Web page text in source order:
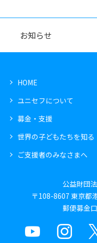
お知らせ
HOME
ユニセフについて
募金・支援
世界の子どもたちを知る
ご支援者のみなさまへ
公益財団
〒108-8607 東京都
郵便募金